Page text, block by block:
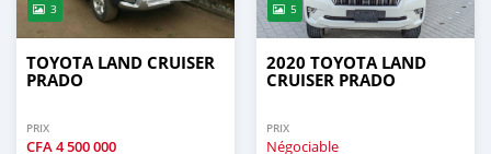
3
TOYOTA LAND CRUISER
PRADO
PRIX
CFA4 500 000
5
2020 TOYOTA LAND
CRUISER PRADO
PRIX
Négociable